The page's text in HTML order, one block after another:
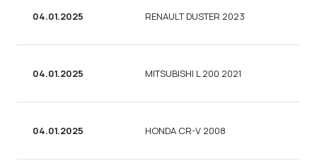
04.01.2025 RENAULT DUSTER 2023
04.01.2025 MITSUBISHI L 200 2021
04.01.2025 HONDA CR-V 2008